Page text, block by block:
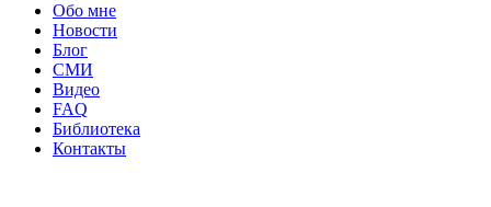
Обо мне
Новости
Блог
СМИ
Видео
FAQ
Библиотека
Контакты